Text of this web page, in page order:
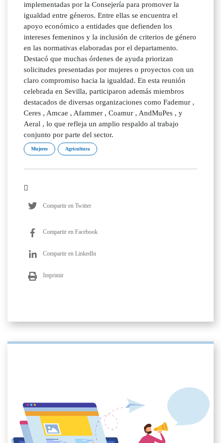
implementadas por la Consejería para promover la
igualdad entre géneros. Entre ellas se encuentra el
apoyo económico a entidades que defienden los
intereses femeninos y la inclusión de criterios de género
en las normativas elaboradas por el departamento.
Destacó que muchas órdenes de ayuda priorizan
solicitudes presentadas por mujeres o proyectos con un
claro compromiso hacia la igualdad. En esta reunión
celebrada en Sevilla, participaron además miembros
destacados de diversas organizaciones como Fademur ,
Ceres , Amcae , Afammer , Coamur , AndMuPes , y
Aeral , lo que refleja un amplio respaldo al trabajo
conjunto por parte del sector.
Mujeres Agricultura
Compartir en Twitter
Compartir en Facebook
Compartir en LinkedIn
Imprimir